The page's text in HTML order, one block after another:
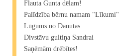
Flauta Gunta dēlam!
Palīdzība bērnu namam "Līkumi"
Lūgums no Danutas
Divstāvu gultiņa Sandrai
Saņēmām drēbītes!